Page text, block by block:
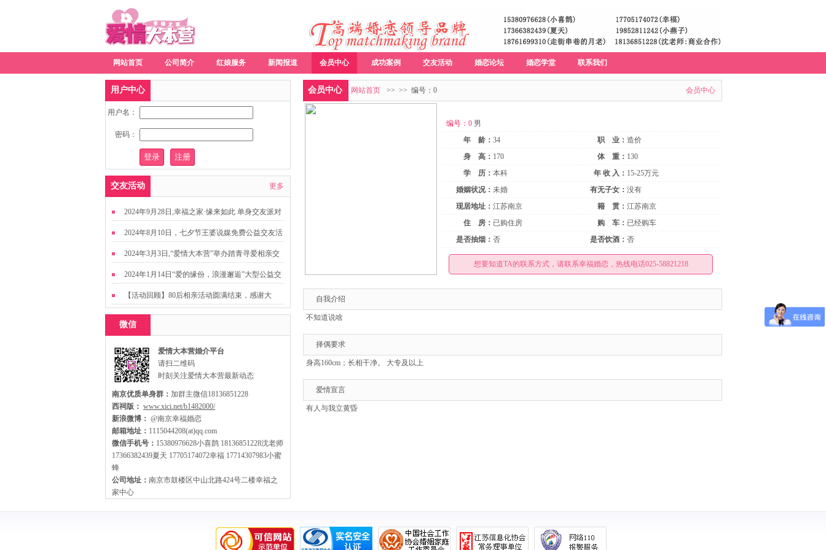
网站首页 公司简介 红娘服务 新闻报道 会员中心 成功案例 交友活动 婚恋论坛 婚恋学堂 联系我们
会员中心 网站首页 >> 会员中心
>> 编号：0
编号：0 男
年 龄： 34 职 业： 造价
身 高： 170 体 重： 130
学 历： 本科 年 收 入： 15-25万元
婚姻状况： 未婚 有无子女： 没有
现居地址： 江苏南京 籍 贯： 江苏南京
住 房： 已购住房 购 车： 已经购车
是否抽烟： 否 是否饮酒： 否
想要知道TA的联系方式，请联系幸福婚恋，热线电话025-58821218
自我介绍
不知道说啥
择偶要求
身高160cm；长相干净。 大专及以上
爱情宣言
有人与我立黄昏
用户中心
用户名：
密码：
交友活动 更多
2024年9月28日,幸福之家·缘来如此 单身交友派对
2024年8月10日，七夕节王婆说媒免费公益交友活
动
2024年3月3日,“爱情大本营”举办踏青寻爱相亲交
友活动
2024年1月14日“爱的缘份，浪漫邂逅”大型公益交
友活动
【活动回顾】80后相亲活动圆满结束，感谢大
家，走出来才有机会扩大缘分哦~
微信
爱情大本营婚介平台
请扫二维码
时刻关注爱情大本营最新动态
南京优质单身群： 加群主微信18136851228
西祠版： www.xici.net/b1482000/
新浪微博： @南京幸福婚恋
邮箱地址： 1115044208(at)qq.com
微信手机号： 15380976628小喜鹊 18136851228沈老师
17366382439夏天 17705174072幸福 17714307983小蜜
蜂
公司地址： 南京市鼓楼区中山北路424号二楼幸福之
家中心